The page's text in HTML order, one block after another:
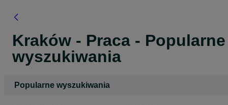
Kraków - Praca - Popularne
wyszukiwania
Popularne wyszukiwania